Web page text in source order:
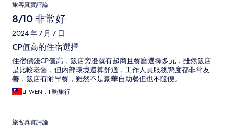
旅客真實評論
8/10 非常好
2024 年 7 月 7 日
CP值高的住宿選擇
住宿價錢CP值高，飯店旁邊就有超商且餐廳選擇多元，雖然飯店
是比較老舊，但內部環境還算舒適，工作人員服務態度都非常友
善，飯店有附早餐，雖然不是豪華自助餐但也不隨便。
LI-WEN，1 晚旅行
旅客真實評論